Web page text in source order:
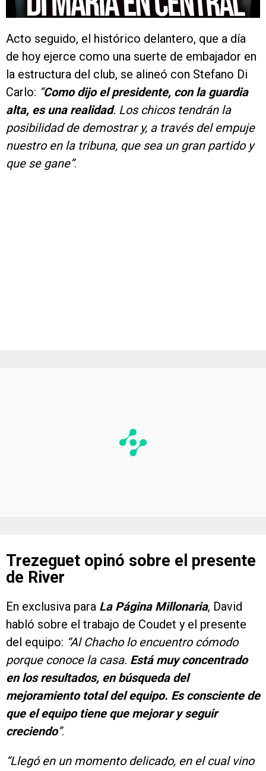
Acto seguido, el histórico delantero, que a día
de hoy ejerce como una suerte de embajador en
la estructura del club, se alineó con Stefano Di
Carlo: “Como dijo el presidente, con la guardia
alta, es una realidad. Los chicos tendrán la
posibilidad de demostrar y, a través del empuje
nuestro en la tribuna, que sea un gran partido y
que se gane”.
Trezeguet opinó sobre el presente
de River
En exclusiva para La Página Millonaria, David
habló sobre el trabajo de Coudet y el presente
del equipo: “Al Chacho lo encuentro cómodo
porque conoce la casa. Está muy concentrado
en los resultados, en búsqueda del
mejoramiento total del equipo. Es consciente de
que el equipo tiene que mejorar y seguir
creciendo”.
“Llegó en un momento delicado, en el cual vino